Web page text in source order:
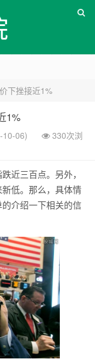
下挫接近1%
1%
10-06)
330次浏
近三百点。另外，
低。那么，具体情
介绍一下相关的信